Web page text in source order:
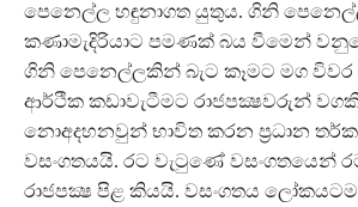
පෙනෙල්ල හඳුනාගත යුතුය. ගිනි
කණාමැදිරියාට පමණක් බය වීමෙන්
ගිනි පෙනෙල්ලකින් බැට කෑමට මග විවර
ආර්ථික කඩාවැටීමට රාජපක්‍ෂවරුන්
නොඅදහනවුන් භාවිත කරන ප්‍රධාන
වසංගතයයි. රට වැටුණේ වසංගතයෙන්
රාජපක්‍ෂ පිළ කියයි. වසංගතය ලෝකයටම